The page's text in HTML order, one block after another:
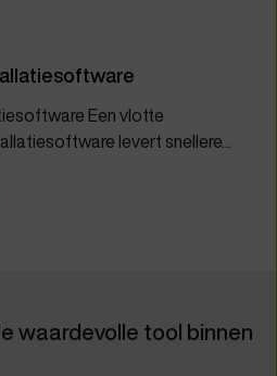
Een vlotte
levert snellere...
waardevolle tool binnen